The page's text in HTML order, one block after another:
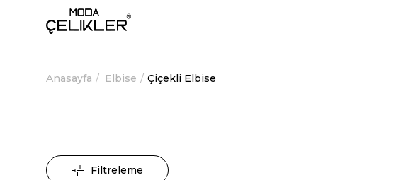
Anasayfa Elbise Çiçekli Elbise
Filtreleme